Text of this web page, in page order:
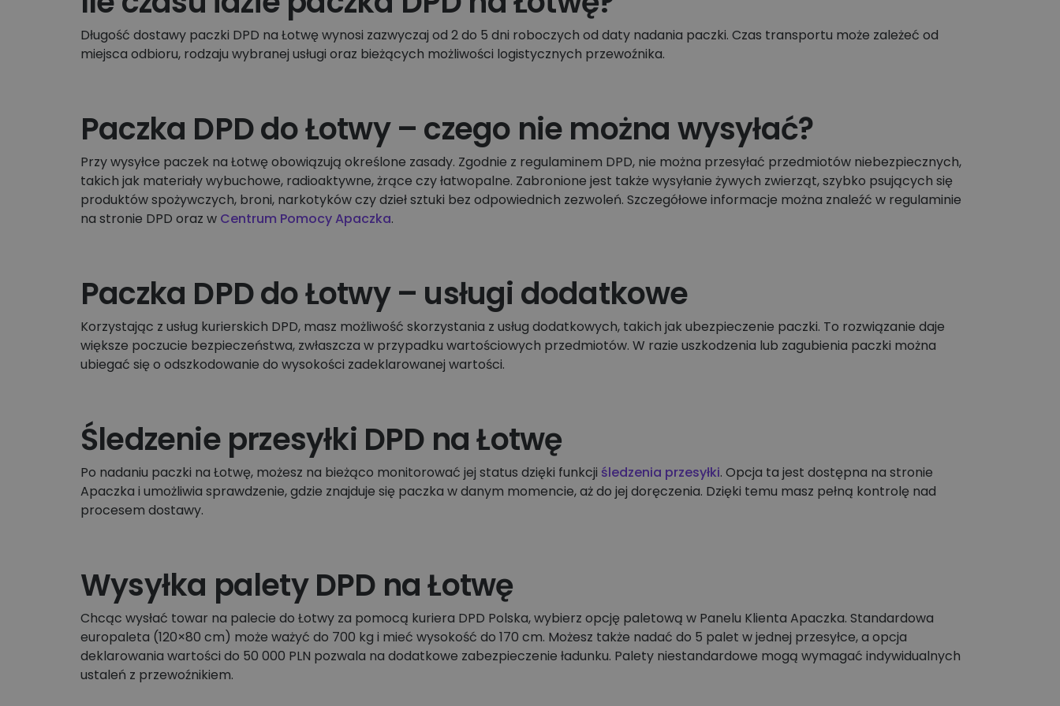
Długość dostawy paczki DPD na Łotwę wynosi zazwyczaj od 2 do 5 dni roboczych od daty nadania paczki. Czas transportu może zależeć od
miejsca odbioru, rodzaju wybranej usługi oraz bieżących możliwości logistycznych przewoźnika.
Paczka DPD do Łotwy – czego nie można wysyłać?
Przy wysyłce paczek na Łotwę obowiązują określone zasady. Zgodnie z regulaminem DPD, nie można przesyłać przedmiotów niebezpiecznych,
takich jak materiały wybuchowe, radioaktywne, żrące czy łatwopalne. Zabronione jest także wysyłanie żywych zwierząt, szybko psujących się
produktów spożywczych, broni, narkotyków czy dzieł sztuki bez odpowiednich zezwoleń. Szczegółowe informacje można znaleźć w regulaminie
na stronie DPD oraz w Centrum Pomocy Apaczka.
Paczka DPD do Łotwy – usługi dodatkowe
Korzystając z usług kurierskich DPD, masz możliwość skorzystania z usług dodatkowych, takich jak ubezpieczenie paczki. To rozwiązanie daje
większe poczucie bezpieczeństwa, zwłaszcza w przypadku wartościowych przedmiotów. W razie uszkodzenia lub zagubienia paczki można
ubiegać się o odszkodowanie do wysokości zadeklarowanej wartości.
Śledzenie przesyłki DPD na Łotwę
Po nadaniu paczki na Łotwę, możesz na bieżąco monitorować jej status dzięki funkcji śledzenia przesyłki. Opcja ta jest dostępna na stronie
Apaczka i umożliwia sprawdzenie, gdzie znajduje się paczka w danym momencie, aż do jej doręczenia. Dzięki temu masz pełną kontrolę nad
procesem dostawy.
Wysyłka palety DPD na Łotwę
Chcąc wysłać towar na palecie do Łotwy za pomocą kuriera DPD Polska, wybierz opcję paletową w Panelu Klienta Apaczka. Standardowa
europaleta (120×80 cm) może ważyć do 700 kg i mieć wysokość do 170 cm. Możesz także nadać do 5 palet w jednej przesyłce, a opcja
deklarowania wartości do 50 000 PLN pozwala na dodatkowe zabezpieczenie ładunku. Palety niestandardowe mogą wymagać indywidualnych
ustaleń z przewoźnikiem.